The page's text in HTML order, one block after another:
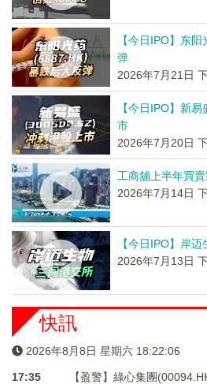
【今日IPO】东
弹
2026年7月21日
【今日IPO】新
市
2026年7月20日
工商舖上半年買
2026年7月14日
【今日IPO】岸
2026年7月13日
快訊
2026年8月8日 星期六 18:22:06
17:35
【盈警】綠心集團